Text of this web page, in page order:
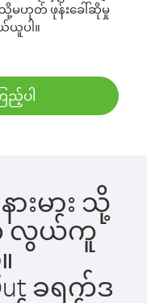
သို့မဟုတ် ဖုန်းခေါ်ဆိုမှု
ပါ။
ည့်ပါ
ားမား သို့
က လွယ်ကူ
ခရက်ဒ